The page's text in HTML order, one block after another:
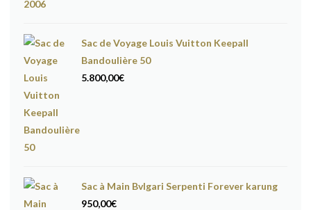
Sac de Voyage Louis Vuitton Keepall
Bandoulière 50
5.800,00€
Sac à Main Bvlgari Serpenti Forever karung
950,00€